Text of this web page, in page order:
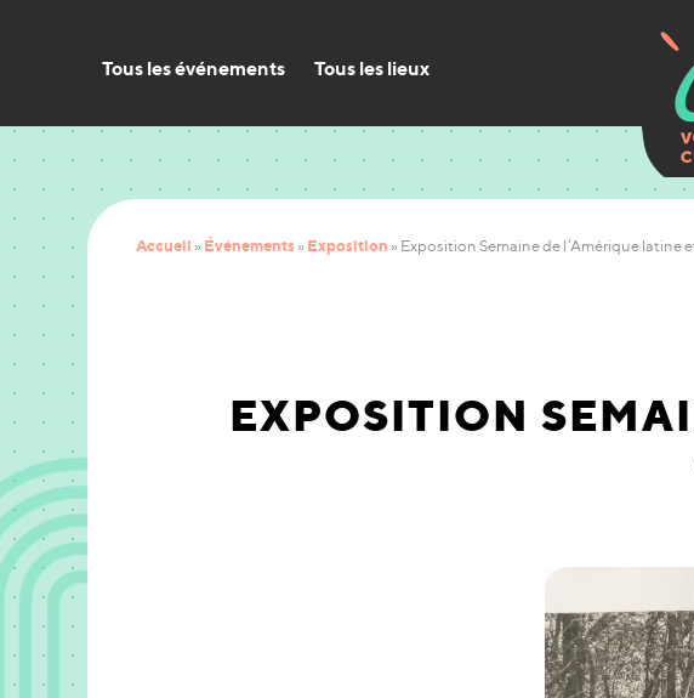
Tous les événements Tous les lieux
Accueil » Événements » Exposition » Exposition Semaine de l’Amérique latine
EXPOSITION